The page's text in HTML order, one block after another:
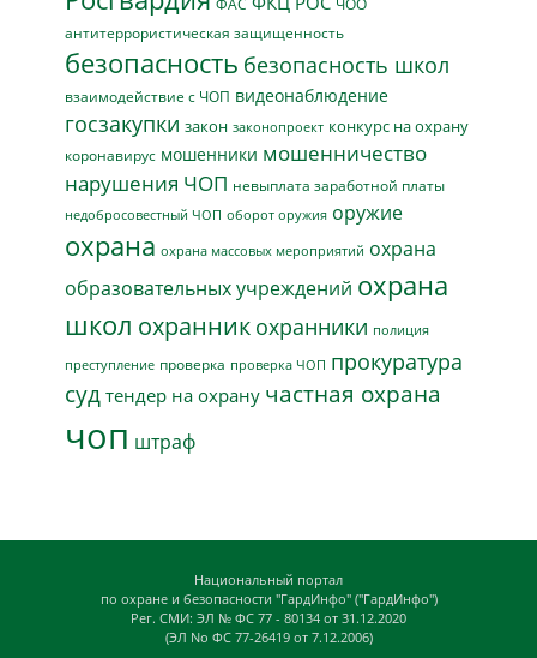
ЧОО
антитеррористическая защищенность
безопасность безопасность школ
взаимодействие с ЧОП видеонаблюдение
госзакупки закон законопроект конкурс на охрану
коронавирус мошенники мошенничество
нарушения ЧОП невыплата заработной платы
недобросовестный ЧОП оборот оружия оружие
охрана охрана массовых мероприятий охрана
образовательных учреждений охрана
школ охранник охранники полиция
преступление проверка проверка ЧОП прокуратура
суд тендер на охрану частная охрана
чоп штраф
Национальный портал
по охране и безопасности "ГардИнфо" ("ГардИнфо")
Рег. СМИ: ЭЛ № ФС 77 - 80134 от 31.12.2020
(ЭЛ No ФС 77-26419 от 7.12.2006)